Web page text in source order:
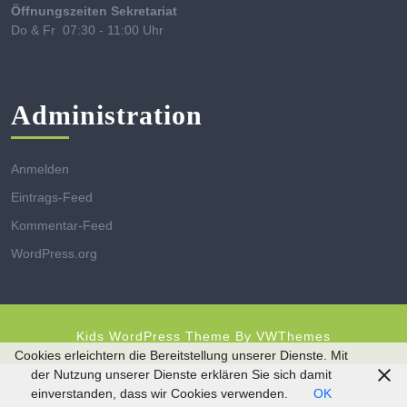
Öffnungszeiten Sekretariat
Do & Fr 07:30 - 11:00 Uhr
Administration
Anmelden
Eintrags-Feed
Kommentar-Feed
WordPress.org
Kids WordPress Theme By VWThemes
Scroll
Up
Cookies erleichtern die Bereitstellung unserer Dienste. Mit
der Nutzung unserer Dienste erklären Sie sich damit
einverstanden, dass wir Cookies verwenden.
OK